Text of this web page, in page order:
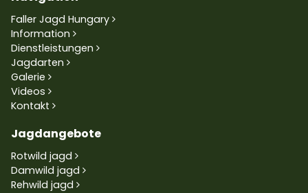
Faller Jagd Hungary
Information
Dienstleistungen
Jagdarten
Galerie
Videos
Kontakt
Jagdangebote
Rotwild jagd
Damwild jagd
Rehwild jagd